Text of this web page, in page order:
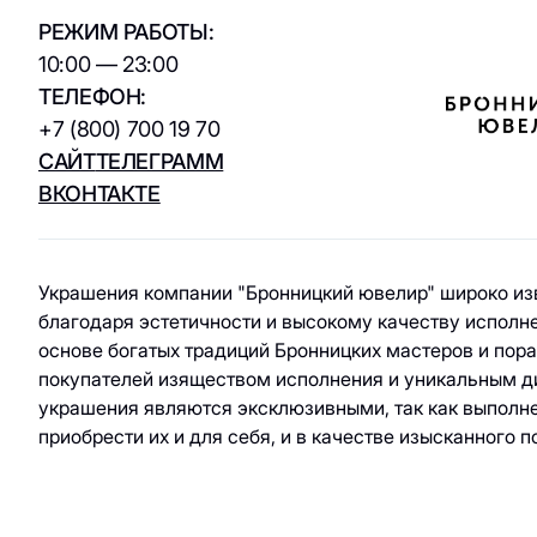
изделия
Красота и
здоровье
Товары для спорта
и отдыха
техника
Товары для дома
Подарки и
сувениры
РЕЖИМ РАБОТЫ:
10:00 — 23:00
ТЕЛЕФОН:
+7 (800) 700 19 70
САЙТТЕЛЕГРАММ
ВКОНТАКТЕ
Украшения компании "Бронницкий ювелир" широко
благодаря эстетичности и высокому качеству
основе богатых традиций Бронницких мастеров и
покупателей изяществом исполнения и уникальным
украшения являются эксклюзивными, так как
приобрести их и для себя, и в качестве изысканного